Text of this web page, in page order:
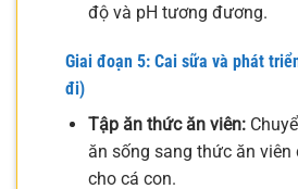
độ và pH tương đương.
Giai đoạn 5: Cai sữa và phát
đi)
Tập ăn thức ăn viên:
ăn sống sang thức ăn viên
cho cá con.